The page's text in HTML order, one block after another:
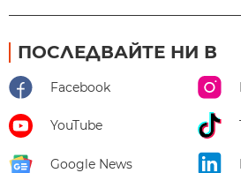
ПОСЛЕДВАЙТЕ НИ В
Facebook
YouTube
Google News